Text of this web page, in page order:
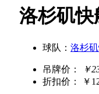
洛杉矶
球队： 洛杉
吊牌价：
￥
折扣价：
￥